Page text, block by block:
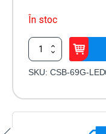
În stoc
Cantitate
Buton
de
SKU: CSB-69G-LED